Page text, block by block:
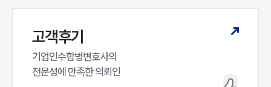
고객후기
기업인수합병변호사의
전문성에 만족한 의뢰인